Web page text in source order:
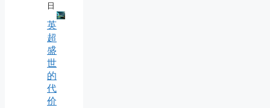
日
英
超
盛
世
的
代
价